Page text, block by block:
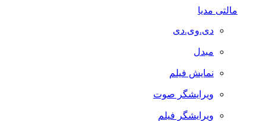
مالتی مدیا
دی.وی.دی
مبدل
نمایش فیلم
ویرایشگر صوت
ویرایشگر فیلم